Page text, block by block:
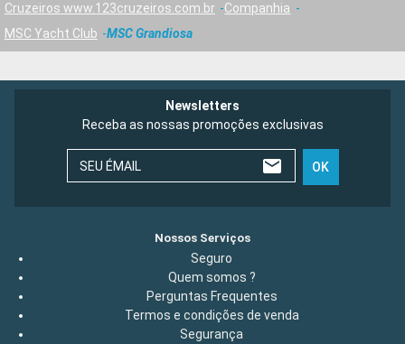
Cruzeiros www.123cruzeiros.com.br
Companhia
MSC Yacht Club
MSC Grandiosa
Newsletters
Receba as nossas promoções exclusivas
SEU ÉMAIL OK
Nossos Serviços
Seguro
Quem somos ?
Perguntas Frequentes
Termos e condições de venda
Segurança